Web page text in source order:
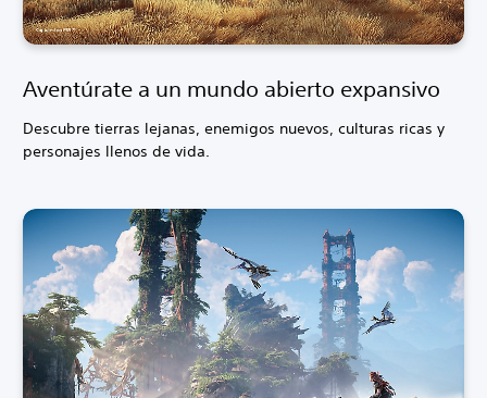
Aventúrate a un mundo abierto expansivo
Descubre tierras lejanas, enemigos nuevos, culturas ricas y
personajes llenos de vida.